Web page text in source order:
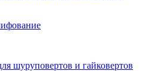
шуруповертов и гайковертов